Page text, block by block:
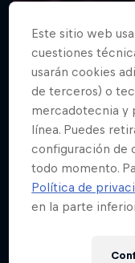
Este sitio web
cuestiones
usarán cookies
de terceros) o
mercadotecnia y
línea. Puedes
configuración de
todo momento.
Política de
en la parte